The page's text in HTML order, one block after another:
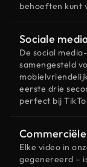
behoeften kunt
Sociale
De social
samengesteld
eerste drie
perfect bij
Elke video in
gegenereerd –